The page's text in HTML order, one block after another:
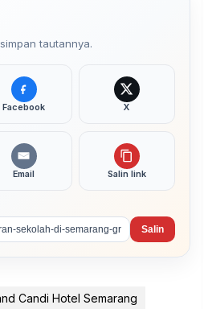
tautannya.
Facebook X
Email Salin link
Salin
Candi Hotel Semarang